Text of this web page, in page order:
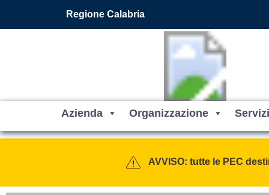
Vai ai contenuti
Regione Calabria
Azienda Organizzazione
Contenuti in evidenza
AVVISO: tutte le PEC